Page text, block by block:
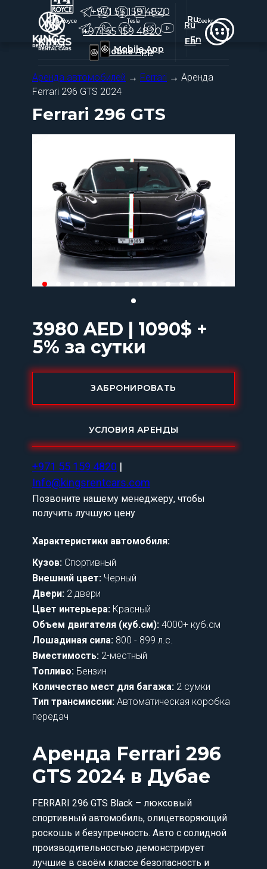
+971 55 159 4820
En
Ru
Mobile App
+971 55 159 4820
En
Ru
Mobile App
Rolls-Royce Tesla Zeekr
Rolls-Royce Tesla Zeekr
Ferrari 296 GTS
ЗАБРОНИРОВАТЬ
3980 AED | 1090$ +
5% за сутки
FERRARI 296 GTS Black – люксовый
спортивный автомобиль, олицетворяющий
роскошь и безупречность. Авто с солидной
производительностью демонстрирует
лучшие в своём классе безопасность и
Характеристики автомобиля:
УСЛОВИЯ АРЕНДЫ
Аренда автомобилей → Ferrari → Аренда
Ferrari 296 GTS 2024
Аренда Ferrari 296
GTS 2024 в Дубае
Кузов: Спортивный
Двери: 2 двери
Объем двигателя (куб.см): 4000+ куб.см
Цвет интерьера: Красный
Внешний цвет: Черный
Лошадиная сила: 800 - 899 л.с.
Топливо: Бензин
Количество мест для багажа: 2 сумки
Тип трансмиссии: Автоматическая коробка
передач
Вместимость: 2-местный
+971 55 159 4820 |
Info@kingsrentcars.com
Позвоните нашему менеджеру, чтобы
получить лучшую цену